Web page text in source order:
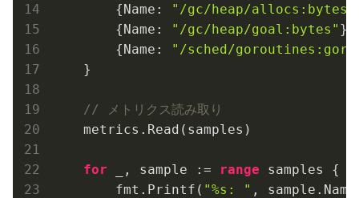
        {Name:
"/gc/heap/allocs:bytes"
        {Name:
"/gc/heap/goal:bytes" },
        {Name:
"/sched/
    }
// メトリクス読み取り
    metrics.Read(samples)
for _, sample := range samples {
        fmt.Printf(
"%s: " ,